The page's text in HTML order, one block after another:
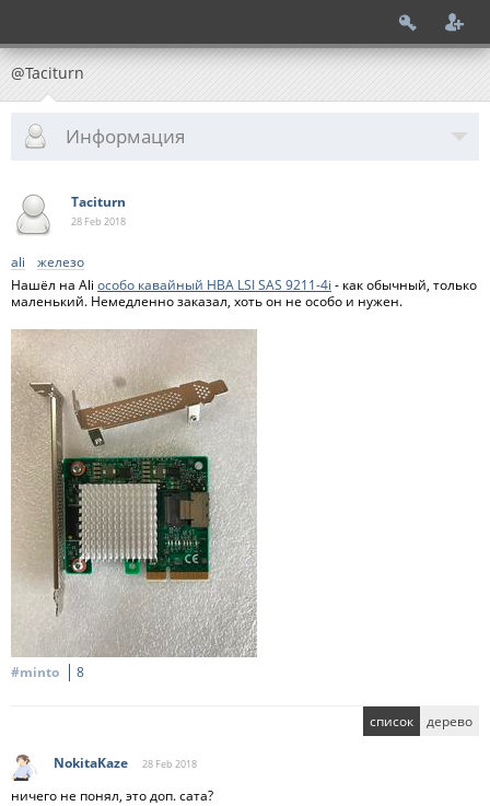
@Taciturn
Информация
Taciturn
28 Feb 2018
ali
железо
Нашёл на Ali особо кавайный HBA LSI SAS 9211-4i - как обычный, только
маленький. Немедленно заказал, хоть он не особо и нужен.
#minto 8
список дерево
NokitaKaze 28 Feb 2018
ничего не понял, это доп. сата?